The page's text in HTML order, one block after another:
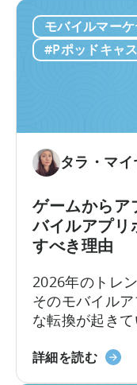
ス
ト
の
に
い
て
ろ、実行は決
こ数年、モバイ
ザー獲得から
ル
コ
ン
成
シ
ン
の
構
築：
バ
イ
ル
モバイルマー
#Pポッドキャ
タラ・マイ
ゲームからア
バイルアプリ
すべき理由
2026年のトレ
そのモバイル
な転換が起きて
業者、Evelin
詳細を読む「ゲ